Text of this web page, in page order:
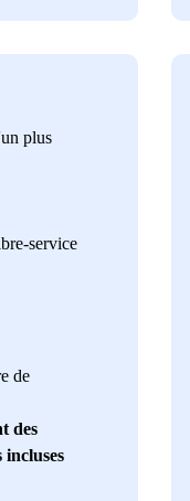
plus
service
de
des